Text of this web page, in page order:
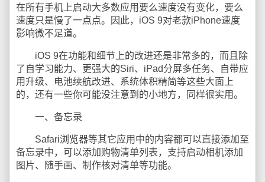
在所有手机上启动大多数应用要么速度没有变化，要么
速度只是慢了一点点。因此，iOS 9对老款iPhone速度
影响微不足道。
iOS 9在功能和细节上的改进还是非常多的，而且除
了自学习能力、更强大的Siri、iPad分屏多任务、自带应
用升级、电池续航改进、系统体积精简等这些大面上
的，还有一些你可能没注意到的小地方，同样很实用。
一、备忘录
Safari浏览器等其它应用中的内容都可以直接添加至
备忘录中，可以添加购物清单列表，支持启动相机添加
图片、随手画、制作核对清单等功能。